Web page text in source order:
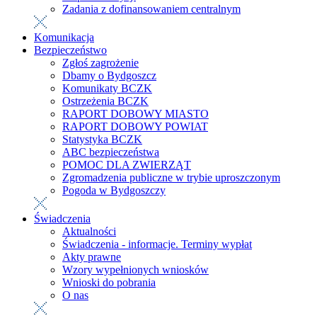
Zadania z dofinansowaniem centralnym
Komunikacja
Bezpieczeństwo
Zgłoś zagrożenie
Dbamy o Bydgoszcz
Komunikaty BCZK
Ostrzeżenia BCZK
RAPORT DOBOWY MIASTO
RAPORT DOBOWY POWIAT
Statystyka BCZK
ABC bezpieczeństwa
POMOC DLA ZWIERZĄT
Zgromadzenia publiczne w trybie uproszczonym
Pogoda w Bydgoszczy
Świadczenia
Aktualności
Świadczenia - informacje. Terminy wypłat
Akty prawne
Wzory wypełnionych wniosków
Wnioski do pobrania
O nas